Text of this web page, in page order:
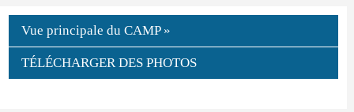
Vue principale du CAMP »
TÉLÉCHARGER DES PHOTOS